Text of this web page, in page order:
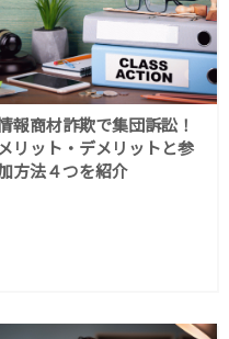
報商材詐欺で集団訴訟！
メリット・デメリットと参
方法４つを紹介